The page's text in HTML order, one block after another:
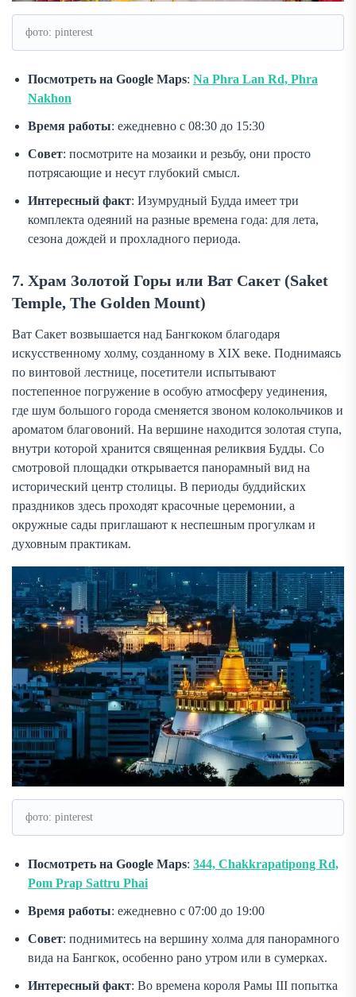
фото: pinterest
Посмотреть на Google Maps: Na Phra Lan Rd, Phra
Nakhon
Время работы: ежедневно с 08:30 до 15:30
Совет: посмотрите на мозаики и резьбу, они просто
потрясающие и несут глубокий смысл.
Интересный факт: Изумрудный Будда имеет три
комплекта одеяний на разные времена года: для лета,
сезона дождей и прохладного периода.
7. Храм Золотой Горы или Ват Сакет (Saket
Temple, The Golden Mount)
Ват Сакет возвышается над Бангкоком благодаря
искусственному холму, созданному в XIX веке. Поднимаясь
по винтовой лестнице, посетители испытывают
постепенное погружение в особую атмосферу уединения,
где шум большого города сменяется звоном колокольчиков и
ароматом благовоний. На вершине находится золотая ступа,
внутри которой хранится священная реликвия Будды. Со
смотровой площадки открывается панорамный вид на
исторический центр столицы. В периоды буддийских
праздников здесь проходят красочные церемонии, а
окружные сады приглашают к неспешным прогулкам и
духовным практикам.
фото: pinterest
Посмотреть на Google Maps: 344, Chakkrapatipong Rd,
Pom Prap Sattru Phai
Время работы: ежедневно с 07:00 до 19:00
Совет: поднимитесь на вершину холма для панорамного
вида на Бангкок, особенно рано утром или в сумерках.
Интересный факт: Во времена короля Рамы III попытка